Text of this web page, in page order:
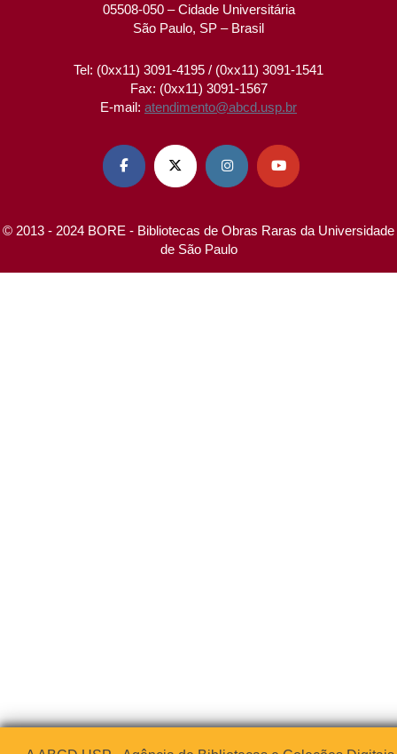
05508-050 – Cidade Universitária
São Paulo, SP – Brasil
Tel: (0xx11) 3091-4195 / (0xx11) 3091-1541
Fax: (0xx11) 3091-1567
E-mail: atendimento@abcd.usp.br
   
© 2013 - 2024 BORE - Bibliotecas de Obras Raras da Universidade
de São Paulo